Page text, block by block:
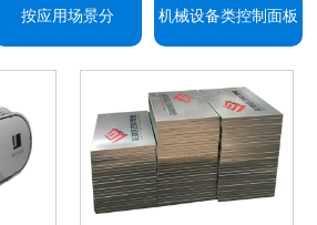
按应用场景分 机械设备类控制面板